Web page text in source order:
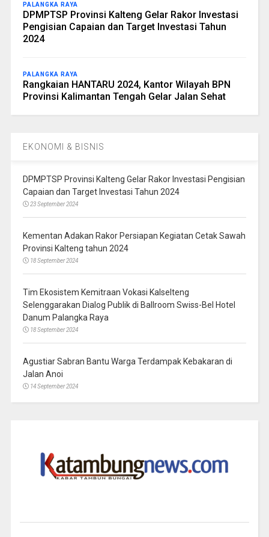
PALANGKA RAYA
DPMPTSP Provinsi Kalteng Gelar Rakor Investasi
Pengisian Capaian dan Target Investasi Tahun
2024
PALANGKA RAYA
Rangkaian HANTARU 2024, Kantor Wilayah BPN
Provinsi Kalimantan Tengah Gelar Jalan Sehat
EKONOMI & BISNIS
DPMPTSP Provinsi Kalteng Gelar Rakor Investasi Pengisian
Capaian dan Target Investasi Tahun 2024
23 September 2024
Kementan Adakan Rakor Persiapan Kegiatan Cetak Sawah
Provinsi Kalteng tahun 2024
18 September 2024
Tim Ekosistem Kemitraan Vokasi Kalselteng
Selenggarakan Dialog Publik di Ballroom Swiss-Bel Hotel
Danum Palangka Raya
18 September 2024
Agustiar Sabran Bantu Warga Terdampak Kebakaran di
Jalan Anoi
14 September 2024